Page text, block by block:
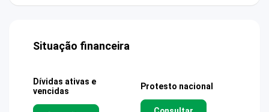
Situação financeira
Dívidas ativas e
vencidas
Protesto nacional